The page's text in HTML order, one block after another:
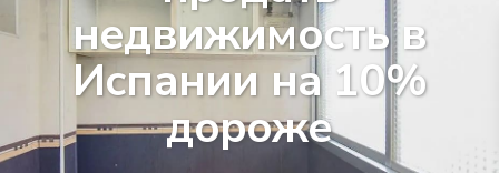
недвижимость в
Испании на 10%
дороже